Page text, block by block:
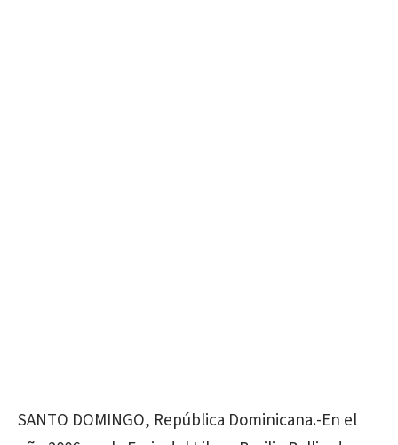
SANTO DOMINGO, República Dominicana.-En el